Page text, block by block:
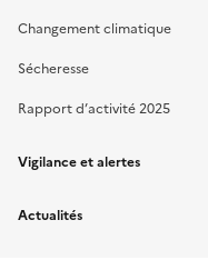
Changement climatique
Sécheresse
Rapport d’activité 2025
Vigilance et alertes
Actualités